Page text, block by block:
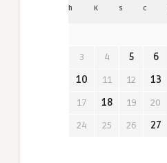
h K s c
3
4 5 6
10
11 12 13
17
18 19 20
24
25 26 27